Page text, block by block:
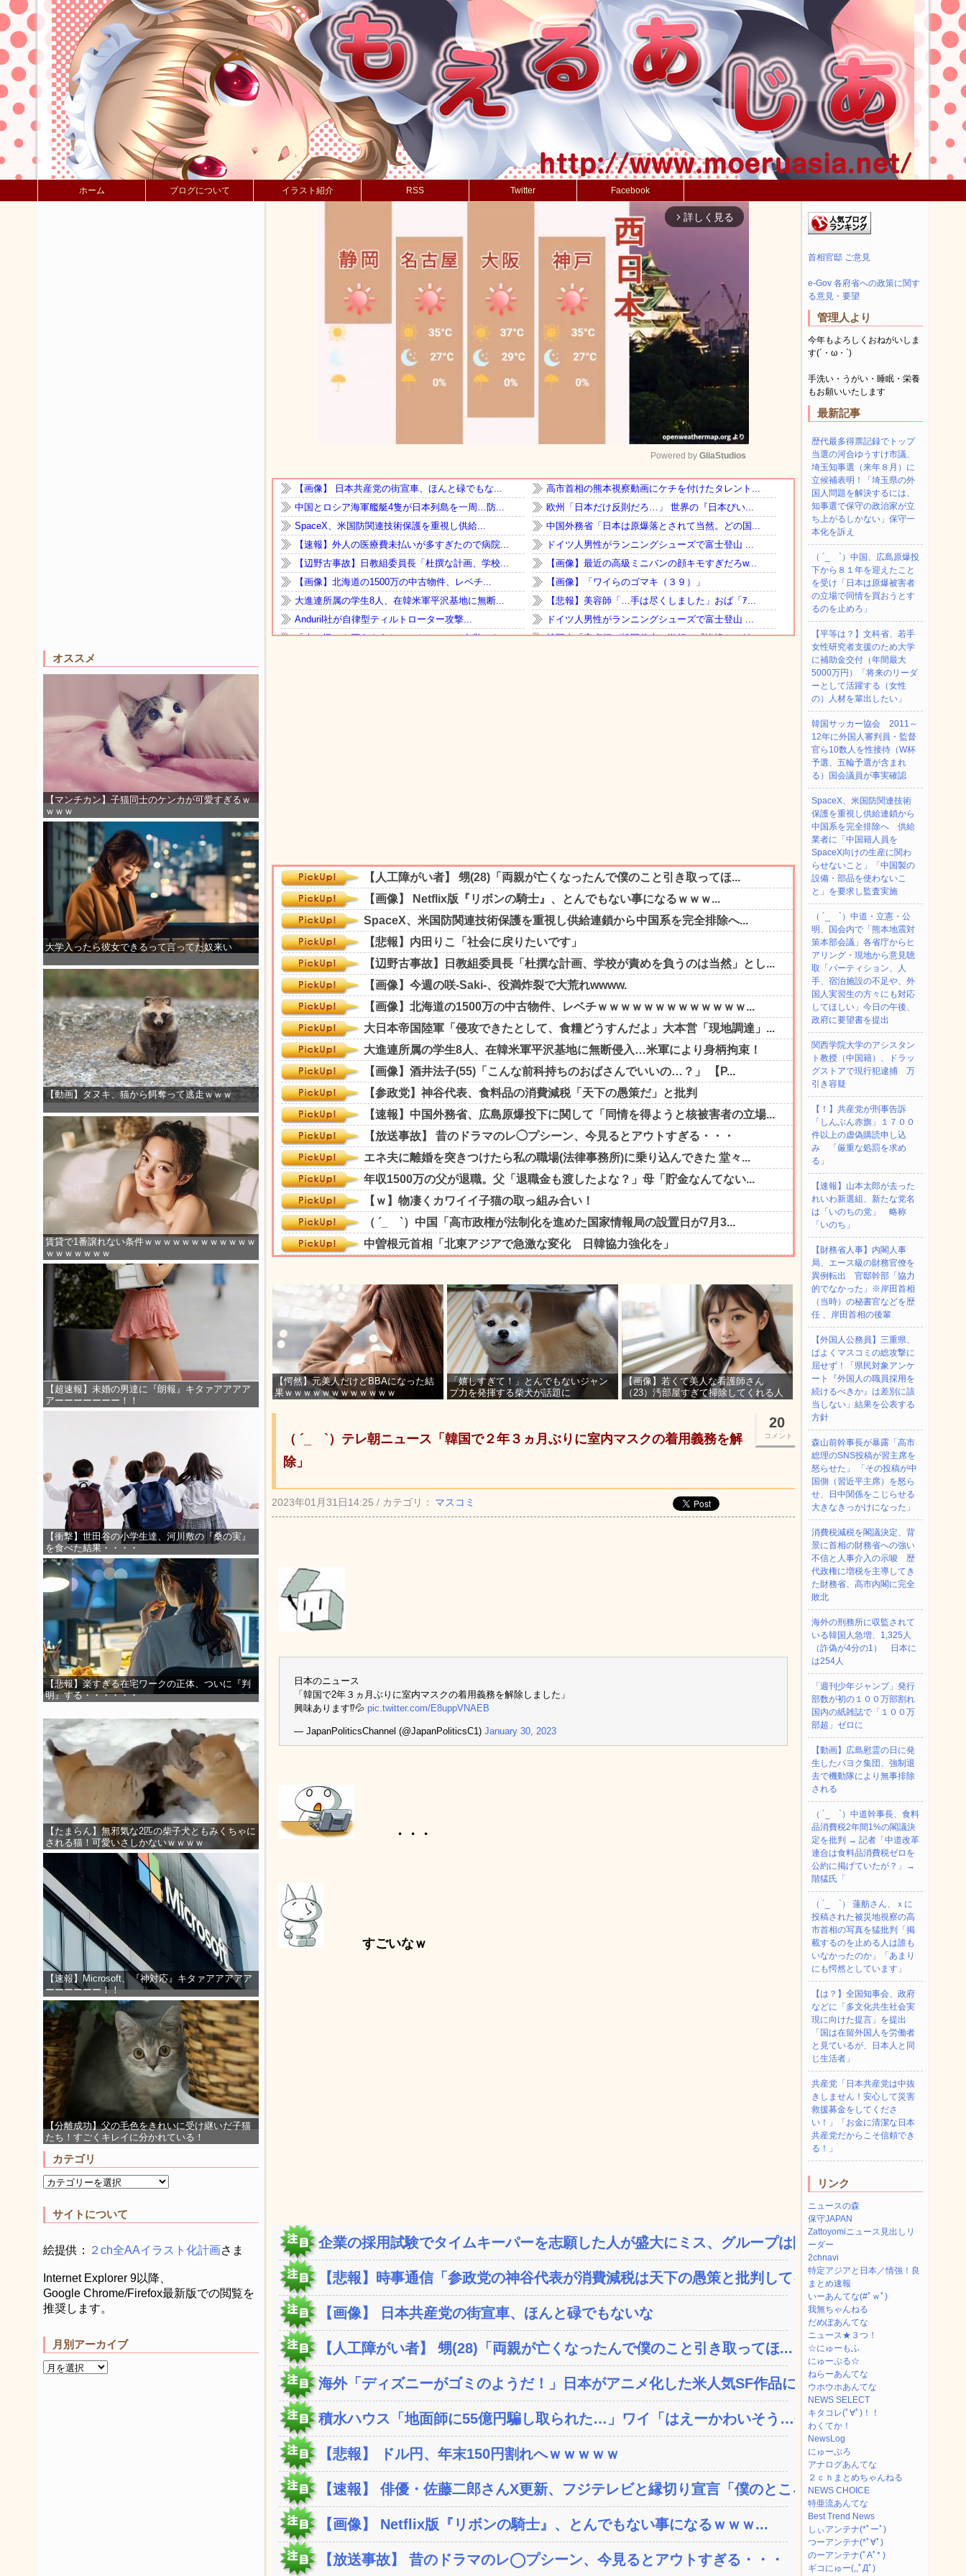
ホーム ブログについて イラスト紹介 RSS Twitter Facebook
オススメ
【マンチカン】子猫同士のケンカが可愛すぎるｗ
ｗｗｗ
大学入ったら彼女できるって言ってた奴来い
【動画】タヌキ、猫から餌奪って逃走ｗｗｗ
賃貸で1番譲れない条件ｗｗｗｗｗｗｗｗｗｗｗｗ
ｗｗｗｗｗｗｗ
【超速報】未婚の男達に『朗報』キタァアアアア
アーーーーーーー！！
【衝撃】世田谷の小学生達、河川敷の『桑の実』
を食べた結果・・・・
【悲報】楽すぎる在宅ワークの正体、ついに『判
明』する・・・・・・
【たまらん】無邪気な2匹の柴子犬ともみくちゃに
される猫！可愛いさしかないｗｗｗｗ
【速報】Microsoft、『神対応』キタァアアアアア
ーーーーーー！！
【分離成功】父の毛色をきれいに受け継いだ子猫
たち！すごくキレイに分かれている！
カテゴリ
サイトについて
絵提供： ２ch全AAイラスト化計画さま
Internet Explorer 9以降、
Google Chrome/Firefox最新版での閲覧を
推奨します。
月別アーカイブ
arrow_forward_ios 詳しく見る
Mute
Powered by GliaStudios
【愕然】元美人だけどBBAになった結
果ｗｗｗｗｗｗｗｗｗｗｗｗ
「嬉しすぎて！」とんでもないジャン
プ力を発揮する柴犬が話題に
【画像】若くて美人な看護師さん
（23）汚部屋すぎて掃除してくれる人
20
コメント
（ ´_ゝ`）テレ朝ニュース「韓国で２年３ヵ月ぶりに室内マスクの着用義務を解
除」
2023年01月31日14:25 / カテゴリ： マスコミ
日本のニュース
「韓国で2年３ヵ月ぶりに室内マスクの着用義務を解除しました」
興味あります⁉️💦 pic.twitter.com/E8uppVNAEB
— JapanPoliticsChannel (@JapanPoliticsC1) January 30, 2023
・・・
すごいなｗ
企業の採用試験でタイムキーパーを志願した人が盛大にミス、グループは険悪...
【悲報】時事通信「参政党の神谷代表が消費減税は天下の愚策と批判してるぞ...
【画像】 日本共産党の街宣車、ほんと碌でもないな
【人工障がい者】 甥(28)「両親が亡くなったんで僕のこと引き取ってほ...
海外「ディズニーがゴミのようだ！」日本がアニメ化した米人気SF作品に絶...
積水ハウス「地面師に55億円騙し取られた…」ワイ「はえーかわいそう…会...
【悲報】 ドル円、年末150円割れへｗｗｗｗｗ
【速報】 俳優・佐藤二郎さんX更新、フジテレビと縁切り宣言「僕のところ...
【画像】 Netflix版『リボンの騎士』、とんでもない事になるｗｗｗ...
【放送事故】 昔のドラマのレ◯プシーン、今見るとアウトすぎる・・・
首相官邸 ご意見
e-Gov 各府省への政策に関す
る意見・要望
管理人より
今年もよろしくおねがいしま
す(´・ω・`)
手洗い・うがい・睡眠・栄養
もお願いいたします
最新記事
歴代最多得票記録でトップ
当選の河合ゆうすけ市議、
埼玉知事選（来年８月）に
立候補表明！「埼玉県の外
国人問題を解決するには、
知事選で保守の政治家が立
ち上がるしかない」保守一
本化を訴え
（ ´_ゝ`）中国、広島原爆投
下から８１年を迎えたこと
を受け「日本は原爆被害者
の立場で同情を買おうとす
るのを止めろ」
【平等は？】文科省、若手
女性研究者支援のため大学
に補助金交付（年間最大
5000万円）「将来のリーダ
ーとして活躍する（女性
の）人材を輩出したい」
韓国サッカー協会 2011～
12年に外国人審判員・監督
官ら10数人を性接待（W杯
予選、五輪予選が含まれ
る）国会議員が事実確認
SpaceX、米国防関連技術
保護を重視し供給連鎖から
中国系を完全排除へ 供給
業者に「中国籍人員を
SpaceX向けの生産に関わ
らせないこと」「中国製の
設備・部品を使わないこ
と」を要求し監査実施
（ ´_ゝ`）中道・立憲・公
明、国会内で「熊本地震対
策本部会議」各省庁からヒ
アリング・現地から意見聴
取「パーティション、人
手、宿泊施設の不足や、外
国人実習生の方々にも対応
してほしい」今日の午後、
政府に要望書を提出
関西学院大学のアシスタン
ト教授（中国籍）、ドラッ
グストアで現行犯逮捕 万
引き容疑
【！】共産党が刑事告訴
「しんぶん赤旗」１７００
件以上の虚偽購読申し込
み 「厳重な処罰を求め
る」
【速報】山本太郎が去った
れいわ新選組、新たな党名
は「いのちの党」 略称
「いのち」
【財務省人事】内閣人事
局、エース級の財務官僚を
異例転出 官邸幹部「協力
的でなかった」※岸田首相
（当時）の秘書官などを歴
任 、岸田首相の後輩
【外国人公務員】三重県、
ぱよくマスコミの総攻撃に
屈せず！「県民対象アンケ
ート『外国人の職員採用を
続けるべきか』は差別に該
当しない」結果を公表する
方針
森山前幹事長が暴露「高市
総理のSNS投稿が習主席を
怒らせた」 「その投稿が中
国側（習近平主席）を怒ら
せ、日中関係をこじらせる
大きなきっかけになった」
消費税減税を閣議決定、背
景に首相の財務省への強い
不信と人事介入の示唆 歴
代政権に増税を主導してき
た財務省、高市内閣に完全
敗北
海外の刑務所に収監されて
いる韓国人急増、1,325人
（詐偽が4分の1） 日本に
は254人
「週刊少年ジャンプ」発行
部数が初の１００万部割れ
国内の紙雑誌で「１００万
部超」ゼロに
【動画】広島慰霊の日に発
生したパヨク集団、強制退
去で機動隊により無事排除
される
（ ´_ゝ`）中道幹事長、食料
品消費税2年間1%の閣議決
定を批判 → 記者「中道改革
連合は食料品消費税ゼロを
公約に掲げていたが？」→
階猛氏「
（ ´_ゝ`） 蓮舫さん、ｘに
投稿された被災地視察の高
市首相の写真を猛批判「掲
載するのを止める人は誰も
いなかったのか」「あまり
にも愕然としています」
【は？】全国知事会、政府
などに「多文化共生社会実
現に向けた提言」を提出
「国は在留外国人を労働者
と見ているが、日本人と同
じ生活者」
共産党「日本共産党は中抜
きしません！安心して災害
救援募金をしてくださ
い！」「お金に清潔な日本
共産党だからこそ信頼でき
る！」
リンク
ニュースの森
保守JAPAN
Zattoyomiニュース見出しリ
ーダー
2chnavi
特定アジアと日本／情強！良
まとめ速報
いーあんてな(#ﾟｗﾟ)
我無ちゃんねる
だめぽあんてな
ニュース★３つ！
☆にゅーもふ
にゅーぷる☆
ねらーあんてな
ウホウホあんてな
NEWS SELECT
キタコレ(ﾟ∀ﾟ)！！
わくてか！
NewsLog
にゅーぷろ
アナログあんてな
２ｃｈまとめちゃんねる
NEWS CHOICE
特亜流あんてな
Best Trend News
しぃアンテナ(*ﾟーﾟ)
つーアンテナ(*ﾟ∀ﾟ)
のーアンテナ(ﾟAﾟ* )
ギコにゅー(,,ﾟДﾟ)